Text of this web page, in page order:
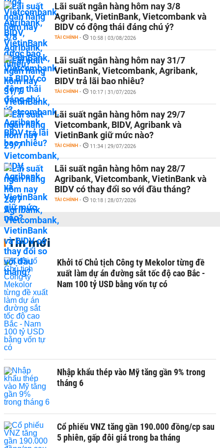
Lãi suất ngân hàng hôm nay 3/8
Agribank, VietinBank, Vietcombank và
BIDV có động thái đáng chú ý?
TÀI CHÍNH - 10:58 | 03/08/2026
Lãi suất ngân hàng hôm nay 31/7
VietinBank, Vietcombank, Agribank,
BIDV trả lãi bao nhiêu?
TÀI CHÍNH - 10:17 | 31/07/2026
Lãi suất ngân hàng hôm nay 29/7
Vietcombank, BIDV, Agribank và
VietinBank giữ mức nào?
TÀI CHÍNH - 11:34 | 29/07/2026
Lãi suất ngân hàng hôm nay 28/7
Agribank, Vietcombank, VietinBank và
BIDV có thay đổi so với đầu tháng?
TÀI CHÍNH - 10:18 | 28/07/2026
Tin mới
Khởi tố Chủ tịch Công ty Mekolor từng đề
xuất làm dự án đường sắt tốc độ cao Bắc -
Nam 100 tỷ USD bằng vốn tự có
Nhập khẩu thép vào Mỹ tăng gần 9% trong
tháng 6
Cổ phiếu VNZ tăng gần 190.000 đồng/cp sau
5 phiên, gấp đôi giá trong ba tháng